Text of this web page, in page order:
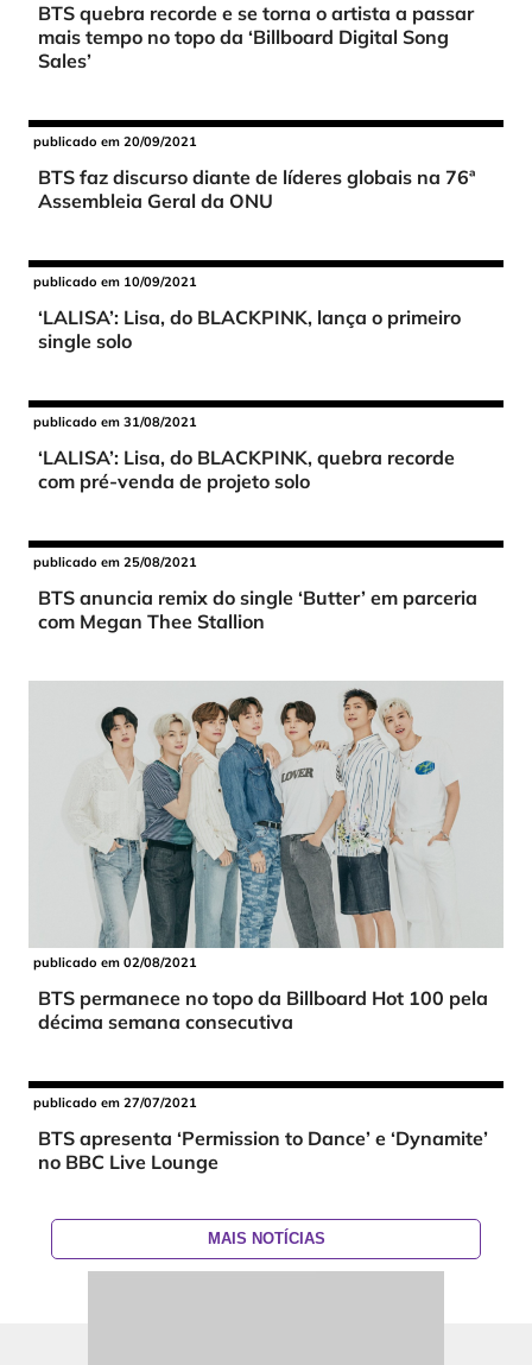
BTS quebra recorde e se torna o artista a passar
mais tempo no topo da ‘Billboard Digital Song
Sales’
publicado em 20/09/2021
BTS faz discurso diante de líderes globais na 76ª
Assembleia Geral da ONU
publicado em 10/09/2021
‘LALISA’: Lisa, do BLACKPINK, lança o primeiro
single solo
publicado em 31/08/2021
‘LALISA’: Lisa, do BLACKPINK, quebra recorde
com pré-venda de projeto solo
publicado em 25/08/2021
BTS anuncia remix do single ‘Butter’ em parceria
com Megan Thee Stallion
publicado em 02/08/2021
BTS permanece no topo da Billboard Hot 100 pela
décima semana consecutiva
publicado em 27/07/2021
BTS apresenta ‘Permission to Dance’ e ‘Dynamite’
no BBC Live Lounge
MAIS NOTÍCIAS